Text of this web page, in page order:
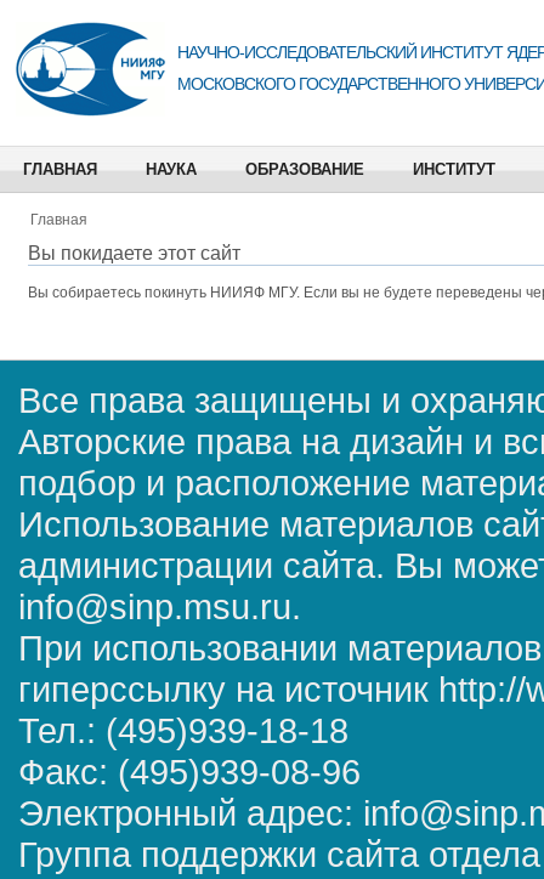
НАУЧНО-ИССЛЕДОВАТЕЛЬСКИЙ ИНСТИТУТ
МОСКОВСКОГО ГОСУДАРСТВЕННОГО
ГЛАВНАЯ НАУКА ОБРАЗОВАНИЕ ИНСТИТУТ
Главная
Вы покидаете этот сайт
Вы собираетесь покинуть НИИЯФ МГУ. Если вы не будете переведены
Все права защищены и
Авторские права на дизайн и
подбор и расположение
Использование материалов
администрации сайта. Вы
info@sinp.msu.ru.
При использовании
гиперссылку на источник
Тел.: (495)939-18-18
Факс: (495)939-08-96
Электронный адрес:
Группа поддержки сайта